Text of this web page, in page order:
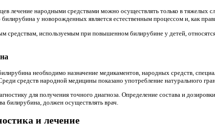
лечение народными средствами можно осуществлять только в тяжелых
у новорожденных является естественным процессом и, как
средствам, используемым при повышенном билирубине у детей,
необходимо назначение медикаментов, народных средств,
средств народной медицины показано употребление натурального
для получения точного диагноза. Определение состава и
билирубина, должен осуществлять врач.
и лечение